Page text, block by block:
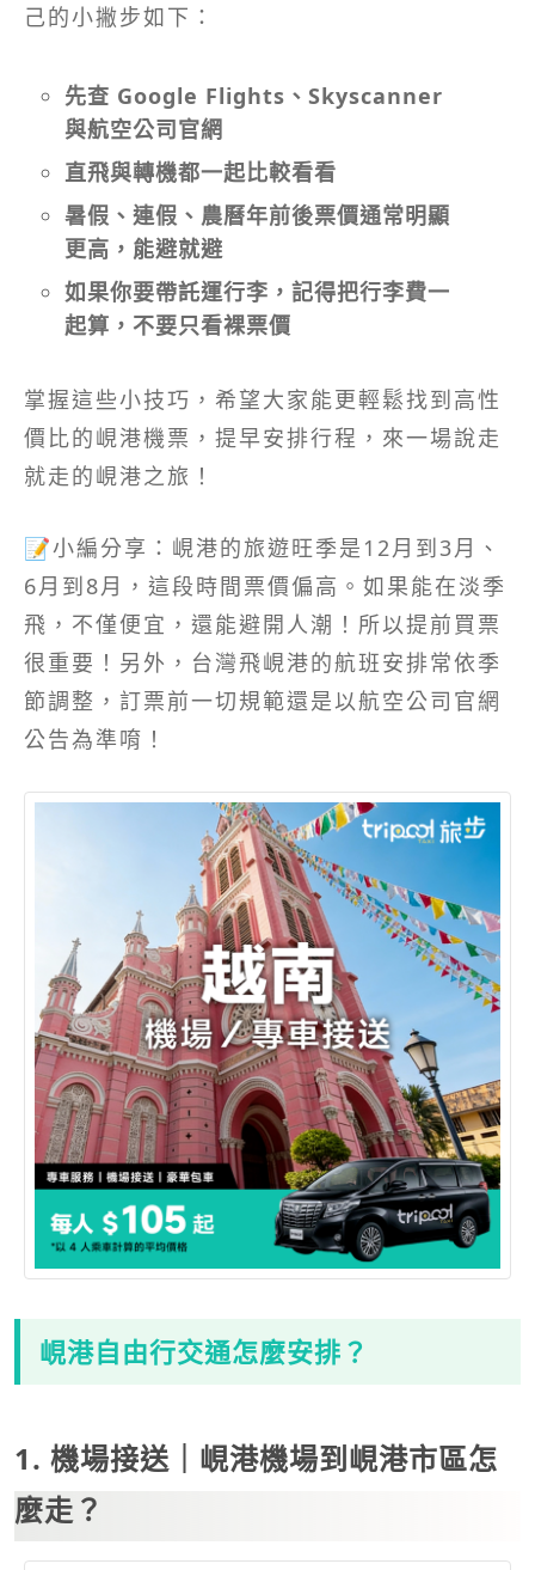
己的小撇步如下：
先查 Google Flights、Skyscanner
與航空公司官網
直飛與轉機都一起比較看看
暑假、連假、農曆年前後票價通常明顯
更高，能避就避
如果你要帶託運行李，記得把行李費一
起算，不要只看裸票價
掌握這些小技巧，希望大家能更輕鬆找到高性
價比的峴港機票，提早安排行程，來一場說走
就走的峴港之旅！
📝小編分享：峴港的旅遊旺季是12月到3月、
6月到8月，這段時間票價偏高。如果能在淡季
飛，不僅便宜，還能避開人潮！所以提前買票
很重要！另外，台灣飛峴港的航班安排常依季
節調整，訂票前一切規範還是以航空公司官網
公告為準唷！
峴港自由行交通怎麼安排？
1. 機場接送｜峴港機場到峴港市區怎
麼走？